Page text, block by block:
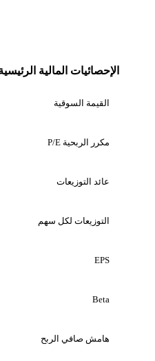
الإحصائيات المالية الرئيسية
القيمة السوقية
مكرر الربحية P/E
عائد التوزيعات
التوزيعات لكل سهم
EPS
Beta
هامش صافي الربح